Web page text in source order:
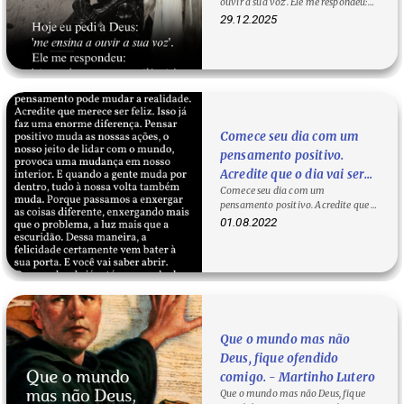
silêncio'.
ouvir a sua voz'. Ele me respondeu:
'Aprenda a escutar o…
29.12.2025
Comece seu dia com um
pensamento positivo.
Acredite que o dia vai ser
bom. Não acorde
imaginando que vai viver
apenas um dia comum. O
mudar a realidade.
positivo muda as nossas
ações, o nosso jeito de lidar
com o mundo, provoca
Comece seu dia com um
pensamento positivo. Acredite que o
dia vai ser bom. Não acorde
01.08.2022
Que o mundo mas não
Deus, fique ofendido
comigo. - Martinho Lutero
Que o mundo mas não Deus, fique